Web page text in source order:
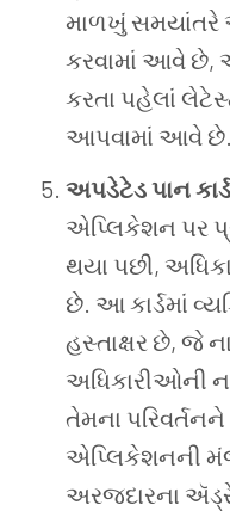
માળખું સમયાંતરે
કરવામાં આવે છે,
કરતા પહેલાં
આપવામાં આવે છે.
અપડેટેડ પાન
એપ્લિકેશન પર
થયા પછી,
છે. આ કાર્ડમાં
હસ્તાક્ષર છે, જે
અધિકારીઓની
તેમના
એપ્લિકેશનની
અરજદારના